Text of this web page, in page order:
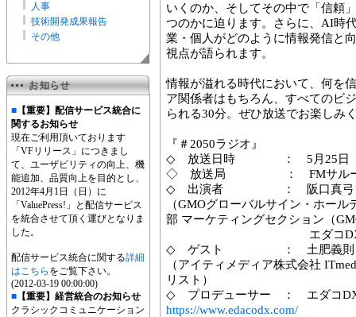
人事
技術開発成果報告
その他
■ 【重要】配信サービス統合に
関するお知らせ
現在ご利用頂いております
「VFリリース」につきまし
て、ユーザビリティの向上、機
能追加、品質向上を目的とし、
2012年4月1日（日）に
「ValuePress!」と配信サービス
を統合させて頂く運びとなりま
した。
配信サービス統合に関する詳細
はこちら をご覧下さい。
(2012-03-19 00:00:00)
■ 【重要】経営統合のお知らせ
クラシックコミュニケーション
いくのか、そしてその中で「信頼
つのかに迫ります。さらに、AI時
業・個人がどのように情報発信と
視点が語られます。
情報が溢れる時代において、何を
ア関係者はもちろん、すべてのビ
られる30分。ぜひ放送でお楽しみ
『＃2050ラジオ』
◇ 放送日時 ： 5月25日（
◇ 放送局 ： FMサル
◇ 出演者 ： 阪口真弓
（GMOグローバルサイン・ホー
部 マーケティングセクション（
エダコDX（ラジオ
◇ ゲスト ： 土肥義則
（アイティメディア株式会社
リスト）
◇ プロデューサー ： エダコDX
https://www.edacodx.com/